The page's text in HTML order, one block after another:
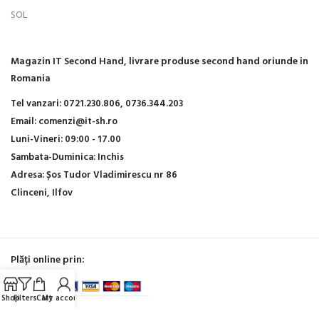
SOL
Magazin IT Second Hand, livrare produse second hand oriunde in
Romania
Tel vanzari:0721.230.806, 0736.344.203
Email:comenzi@it-sh.ro
Luni-Vineri:09:00 - 17.00
Sambata-Duminica:Inchis
Adresa:Șos Tudor Vladimirescu nr 86
Clinceni, Ilfov
Plăți online prin:
ShopFiltersCart
My account